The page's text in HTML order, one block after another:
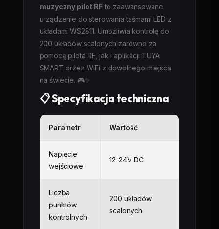
muzyczny pilot RFto zaawansowane
urządzenie do sterowania taśmami LED z
układami WS2811. Umożliwia kontrolę do
200 układów scalonych zarówno za
pomocą pilota RF, jak i aplikacji TUYA
SMART przez WiFi z dowolnego miejsca
na świecie. 🎮✨
📋 Specyfikacja techniczna
Parametr Wartość
Napięcie
wejściowe
12-24V DC
Liczba
punktów
kontrolnych
200 układów
scalonych